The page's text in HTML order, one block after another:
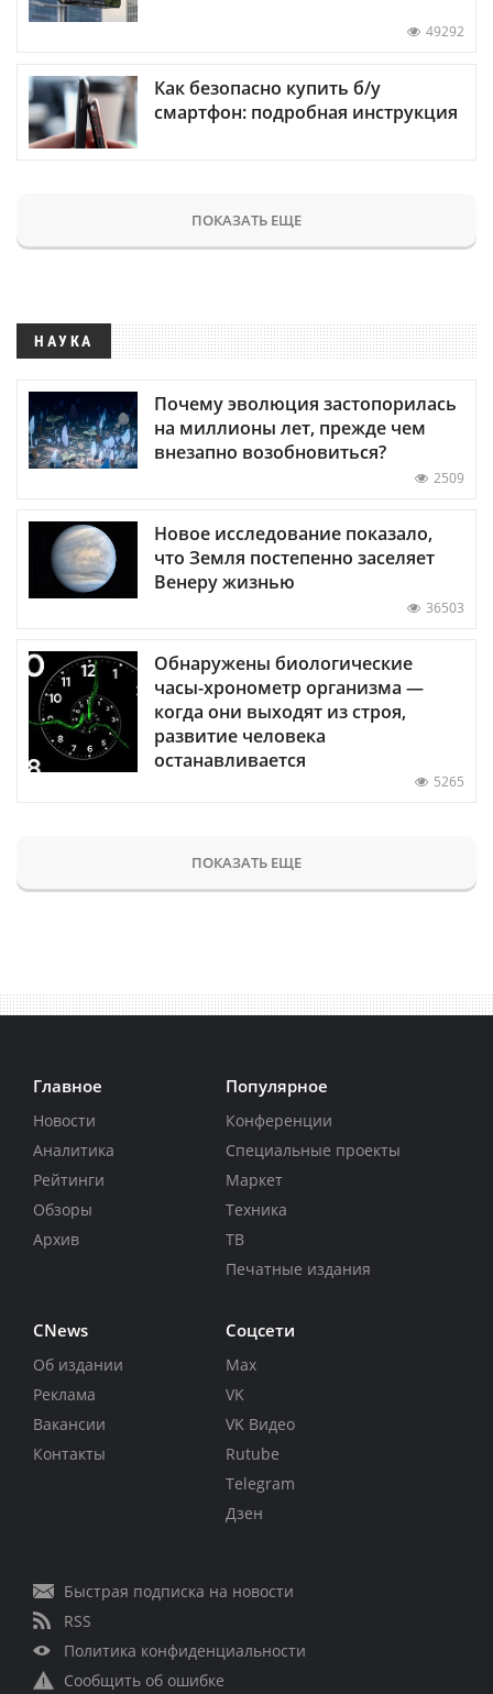
49292
Как безопасно купить б/у
смартфон: подробная инструкция
ПОКАЗАТЬ ЕЩЕ
НАУКА
Почему эволюция застопорилась
на миллионы лет, прежде чем
внезапно возобновиться?
2509
Новое исследование показало,
что Земля постепенно заселяет
Венеру жизнью
36503
Обнаружены биологические
часы-хронометр организма —
когда они выходят из строя,
развитие человека
останавливается
5265
ПОКАЗАТЬ ЕЩЕ
Главное
Новости
Аналитика
Рейтинги
Обзоры
Архив
Популярное
Конференции
Специальные проекты
Маркет
Техника
ТВ
Печатные издания
CNews
Об издании
Реклама
Вакансии
Контакты
Соцсети
Max
VK
VK Видео
Rutube
Telegram
Дзен
Быстрая подписка на новости
RSS
Политика конфиденциальности
Сообщить об ошибке